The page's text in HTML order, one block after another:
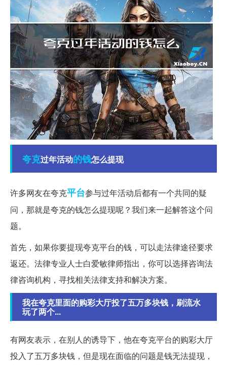
夸克过年活动的钱怎么提现
许多网友在夸克平台参与过年活动后都有一个共同的疑
问，那就是夸克的钱怎么提现呢？我们来一起解答这个问
题。
首先，如果你要提现夸克平台的钱，可以走法律途径要求
返还。法律专业人士白爱敏律师指出，你可以选择咨询法
律咨询机构，寻找相关法律支持和解决方案。
我在夸克里面的购彩大厅投了五万多块钱，刷流水
玩了两个...
有网友表示，在别人的诱导下，他在夸克平台的购彩大厅
投入了五万多块钱，但是现在面临的问题是钱无法提现，